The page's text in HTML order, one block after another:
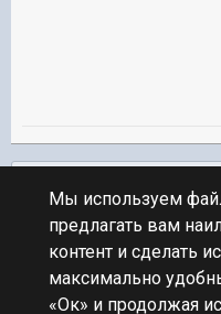
ПЕРЕЙТИ К СПИСКУ ТЕМ
Фидбек
Мы используем
предлагать вам
контент и сделать
максимально
«Ок» и продолжая